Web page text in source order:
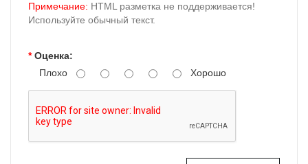
Примечание: HTML разметка не поддерживается!
Используйте обычный текст.
Оценка:
Плохо
Хорошо